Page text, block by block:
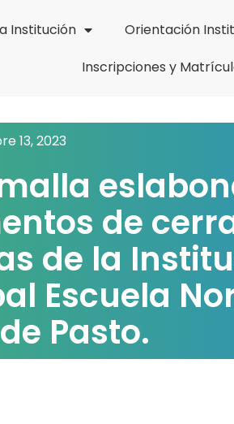
Institución Orientación
Inscripciones y
13, 2023
de
de la
Escuela
Pasto.